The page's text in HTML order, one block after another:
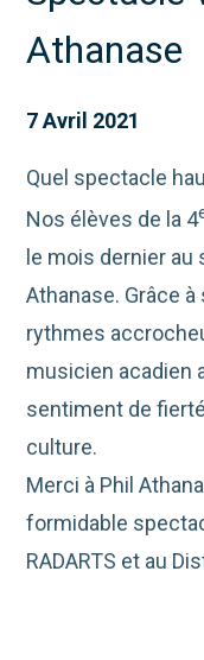
Athanase
7 Avril 2021
Quel spectacle
Nos élèves de la 4
le mois dernier au
Athanase. Grâce
rythmes
musicien acadien
sentiment de
culture.
Merci à Phil
formidable
RADARTS et au